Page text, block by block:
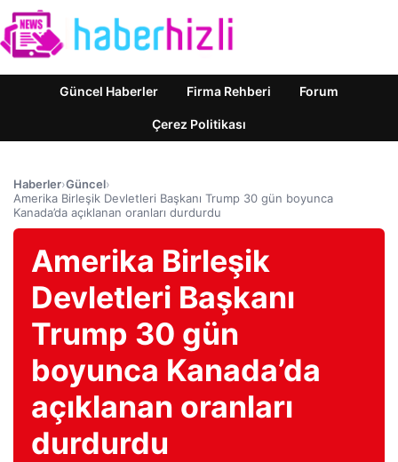
Güncel Haberler Firma Rehberi Forum
Çerez Politikası
Haberler›Güncel›
Amerika Birleşik Devletleri Başkanı Trump 30 gün boyunca
Kanada’da açıklanan oranları durdurdu
Amerika Birleşik
Devletleri Başkanı
Trump 30 gün
boyunca Kanada’da
açıklanan oranları
durdurdu